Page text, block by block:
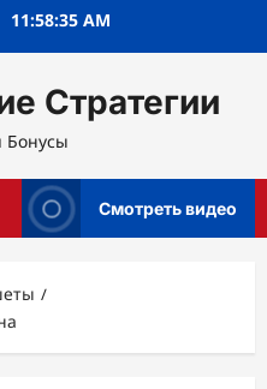
11:58:36 AM
Стратегии
Бонусы
Смотреть видео